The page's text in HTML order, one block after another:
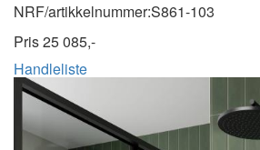
NRF/artikkelnummer:S861-103
Pris25 085,-
Handleliste